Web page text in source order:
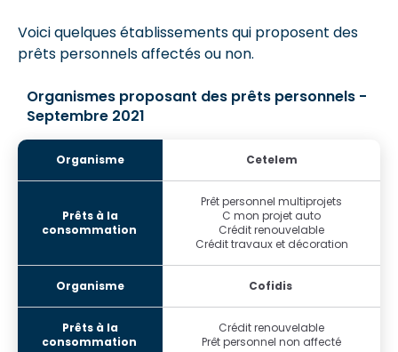
Voici quelques établissements qui proposent des
prêts personnels affectés ou non.
Organismes proposant des prêts personnels -
Septembre 2021
Cetelem
Prêt personnel multiprojets
C mon projet auto
Crédit renouvelable
Crédit travaux et décoration
Cofidis
Crédit renouvelable
Prêt personnel non affecté